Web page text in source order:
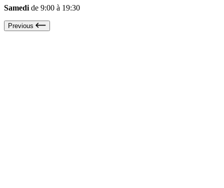
Samedi de 9:00 à 19:30
Previous